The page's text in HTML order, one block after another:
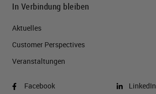
In Verbindung bleiben
Aktuelles
Customer Perspectives​
Veranstaltungen
Facebook
LinkedIn